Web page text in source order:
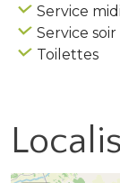
Service midi
Service soir
Toilettes